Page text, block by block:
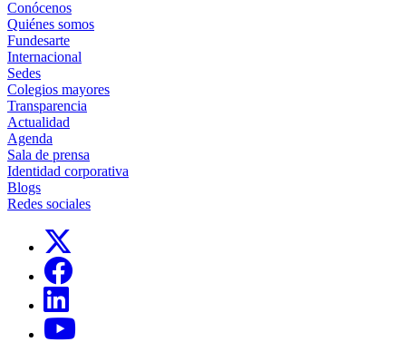
Conócenos
Quiénes somos
Fundesarte
Internacional
Sedes
Colegios mayores
Transparencia
Actualidad
Agenda
Sala de prensa
Identidad corporativa
Blogs
Redes sociales
Links, Opens in this window
Links, Opens in this window